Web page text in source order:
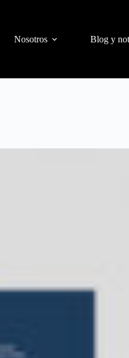
Nosotros Blog y